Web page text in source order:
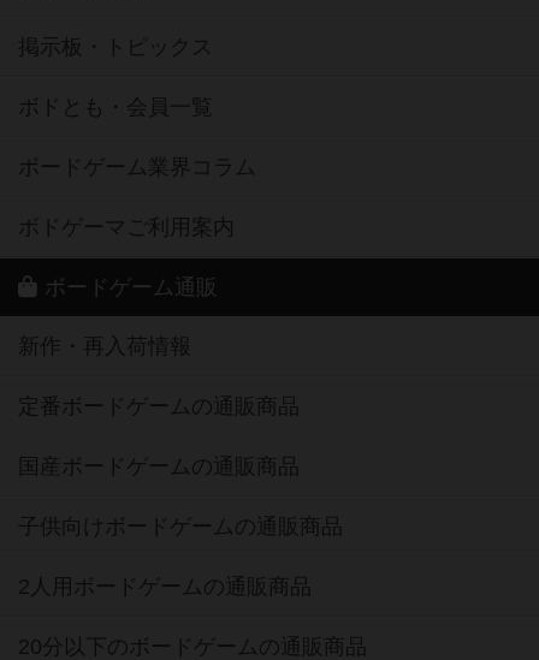
掲示板・トピックス
ボドとも・会員一覧
ボードゲーム業界コラム
ボドゲーマご利用案内
ボードゲーム通販
新作・再入荷情報
定番ボードゲームの通販商品
国産ボードゲームの通販商品
子供向けボードゲームの通販商品
2人用ボードゲームの通販商品
20分以下のボードゲームの通販商品